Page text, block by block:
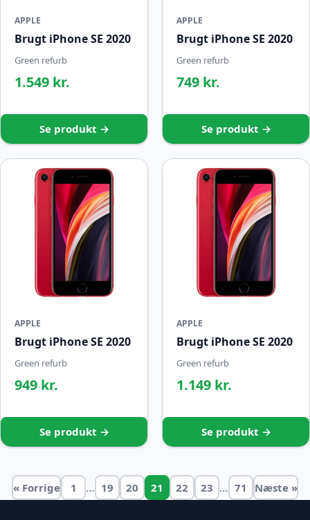
APPLE
Brugt iPhone SE 2020
Green refurb
1.549 kr.
Se produkt →
APPLE
Brugt iPhone SE 2020
Green refurb
749 kr.
Se produkt →
APPLE
Brugt iPhone SE 2020
Green refurb
949 kr.
Se produkt →
APPLE
Brugt iPhone SE 2020
Green refurb
1.149 kr.
Se produkt →
« Forrige 1 … 19 20 21 22 23 … 71 Næste »